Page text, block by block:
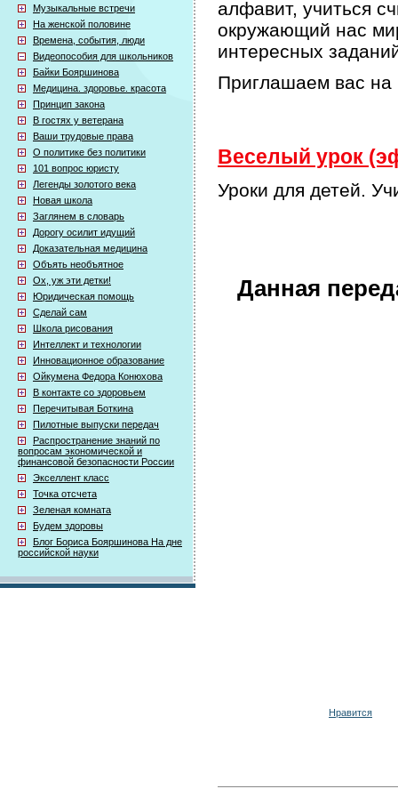
Музыкальные встречи
На женской половине
Времена, события, люди
Видеопособия для школьников
Байки Бояршинова
Медицина. здоровье. красота
Принцип закона
В гостях у ветерана
Ваши трудовые права
О политике без политики
101 вопрос юристу
Легенды золотого века
Новая школа
Заглянем в словарь
Дорогу осилит идущий
Доказательная медицина
Объять необъятное
Ох, уж эти детки!
Юридическая помощь
Сделай сам
Школа рисования
Интеллект и технологии
Инновационное образование
Ойкумена Федора Конюхова
В контакте со здоровьем
Перечитывая Боткина
Пилотные выпуски передач
Распространение знаний по
вопросам экономической и
финансовой безопасности России
Экселлент класс
Точка отсчета
Зеленая комната
Будем здоровы
Блог Бориса Бояршинова На дне
российской науки
алфавит, учиться
окружающий нас
интересных
Приглашаем вас
Веселый урок
Уроки для детей.
Данная
Нравится